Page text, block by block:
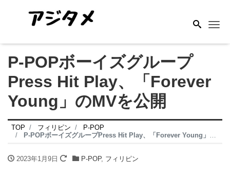
P-POPボーイズグループ
Press Hit Play、「Forever
Young」のMVを公開
TOP フィリピン
P-POP
P-POPボーイズグループPress Hit Play、「Forever Young」のMVを公開
2023年1月9日 P-POP, フィリピン